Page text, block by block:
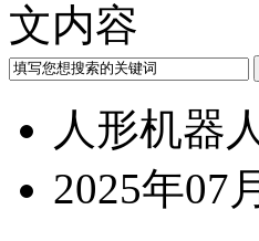
文内容
人形机器
2025年07